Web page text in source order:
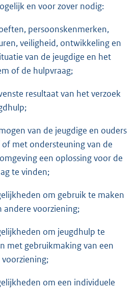
en voor zover nodig:
persoonskenmerken,
veiligheid, ontwikkeling en
van de jeugdige en het
of de hulpvraag;
resultaat van het verzoek
van de jeugdige en ouders
of met ondersteuning van de
een oplossing voor de
te vinden;
om gebruik te maken
andere voorziening;
om jeugdhulp te
met gebruikmaking van een
voorziening;
om een individuele